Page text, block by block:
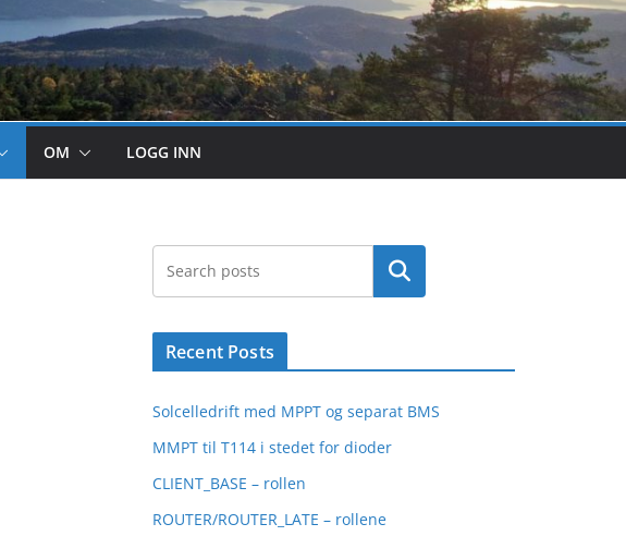
OM LOGG INN
Search
Recent Posts
Solcelledrift med MPPT og separat BMS
MMPT til T114 i stedet for dioder
CLIENT_BASE – rollen
ROUTER/ROUTER_LATE – rollene